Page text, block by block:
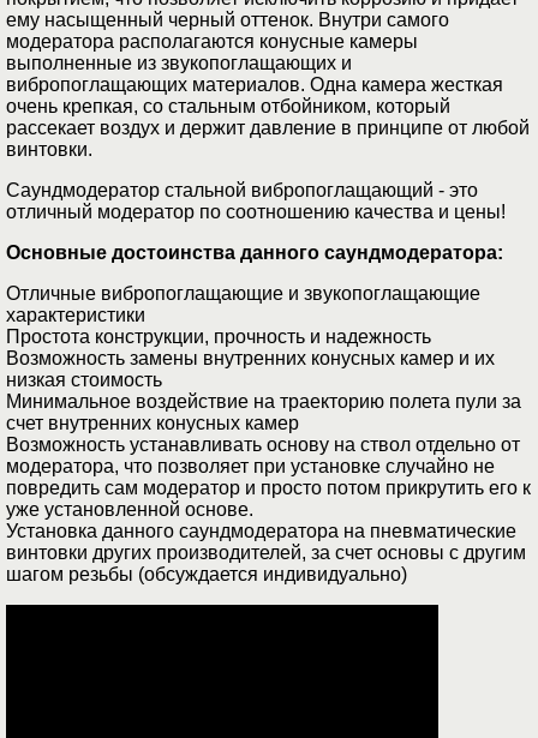
ему насыщенный черный оттенок. Внутри самого
модератора располагаются конусные камеры
выполненные из звукопоглащающих и
вибропоглащающих материалов. Одна камера жесткая
очень крепкая, со стальным отбойником, который
рассекает воздух и держит давление в принципе от любой
винтовки.
Саундмодератор стальной вибропоглащающий - это
отличный модератор по соотношению качества и цены!
Основные достоинства данного саундмодератора:
Отличные вибропоглащающие и звукопоглащающие
характеристики
Простота конструкции, прочность и надежность
Возможность замены внутренних конусных камер и их
низкая стоимость
Минимальное воздействие на траекторию полета пули за
счет внутренних конусных камер
Возможность устанавливать основу на ствол отдельно от
модератора, что позволяет при установке случайно не
повредить сам модератор и просто потом прикрутить его к
уже установленной основе.
Установка данного саундмодератора на пневматические
винтовки других производителей, за счет основы с другим
шагом резьбы (обсуждается индивидуально)